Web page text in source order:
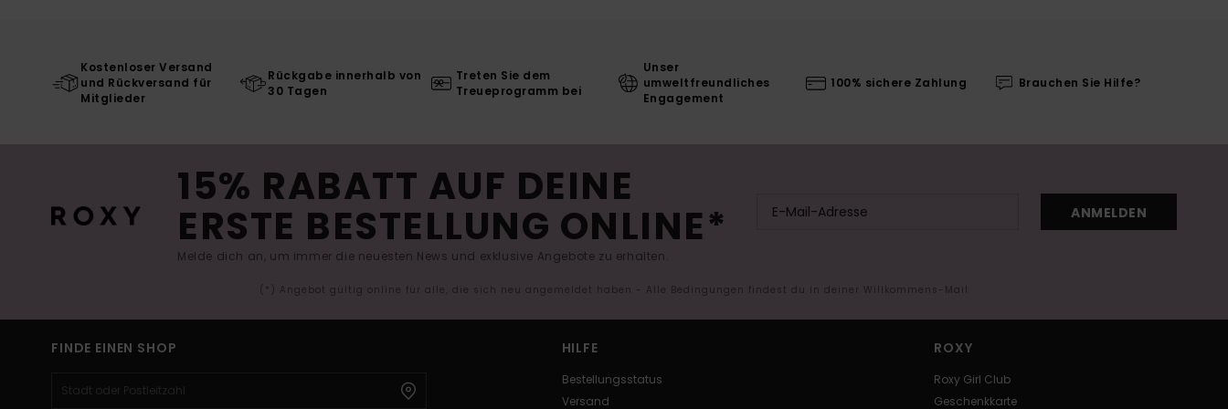
Kostenloser Versand
und Rückversand für
Mitglieder
Rückgabe innerhalb von
30 Tagen
Treten Sie dem
Treueprogramm bei
Unser
umweltfreundliches
Engagement
100% sichere Zahlung Brauchen Sie Hilfe?
15% RABATT AUF DEINE
ERSTE BESTELLUNG ONLINE*
Melde dich an, um immer die neuesten News und exklusive Angebote zu erhalten.
ANMELDEN
(*) Angebot gültig online für alle, die sich neu angemeldet haben - Alle Bedingungen findest du in deiner Willkommens-Mail
FINDE EINEN SHOP HILFE
Bestellungsstatus
Versand
ROXY
Roxy Girl Club
Geschenkkarte